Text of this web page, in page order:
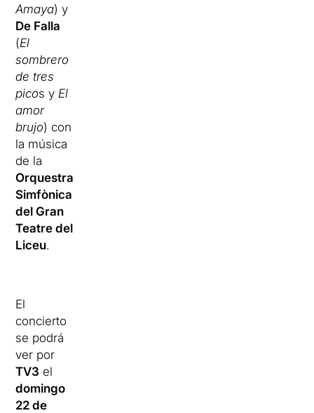
Amaya) y
De Falla
(El
sombrero
de tres
picos yEl
amor
brujo) con
la música
de la
Orquestra
Simfònica
del Gran
Teatre del
Liceu.
El
concierto
se podrá
ver por
TV3 el
domingo
22 de